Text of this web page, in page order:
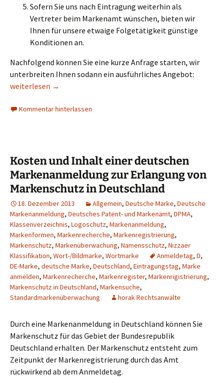
Sofern Sie uns nach Eintragung weiterhin als
Vertreter beim Markenamt wünschen, bieten wir
Ihnen für unsere etwaige Folgetätigkeit günstige
Konditionen an.
Nachfolgend können Sie eine kurze Anfrage starten, wir
unterbreiten Ihnen sodann ein ausführliches Angebot:
Formular zum EU-Markenschutz (Gemeinschaftsmarke)
weiterlesen →
Kommentar hinterlassen
Kosten und Inhalt einer deutschen
Markenanmeldung zur Erlangung von
Markenschutz in Deutschland
18. Dezember 2013 Allgemein, Deutsche Marke, Deutsche
Markenanmeldung, Deutsches Patent- und Markenamt, DPMA,
Klassenverzeichnis, Logoschutz, Markenanmeldung,
Markenformen, Markenrecherche, Markenregistrierung,
Markenschutz, Markenüberwachung, Namensschutz, Nizzaer
Klassifikation, Wort-/Bildmarke, Wortmarke Anmeldetag, D,
DE-Marke, deutsche Marke, Deutschland, Eintragungstag, Marke
anmelden, Markenrecherche, Markenregister, Markenrigistrierung,
Markenschutz in Deutschland, Markensuche,
Standardmarkenüberwachung
horak Rechtsanwälte
Durch eine Markenanmeldung in Deutschland können Sie
Markenschutz für das Gebiet der Bundesrepublik
Deutschland erhalten. Der Markenschutz entsteht zum
Zeitpunkt der Markenregistrierung durch das Amt
rückwirkend ab dem Anmeldetag.